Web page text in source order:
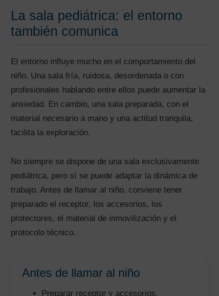
La sala pediátrica: el entorno
también comunica
El entorno influye mucho en el comportamiento del
niño. Una sala fría, ruidosa, desordenada o con
profesionales hablando entre ellos puede aumentar la
ansiedad. En cambio, una sala preparada, con el
material necesario a mano y una actitud tranquila,
facilita la exploración.
No siempre se dispone de una sala exclusivamente
pediátrica, pero sí se puede adaptar la dinámica de
trabajo. Antes de llamar al niño, conviene tener
preparado el receptor, los accesorios, los
protectores, el material de inmovilización y el
protocolo técnico.
Antes de llamar al niño
Preparar receptor y accesorios.